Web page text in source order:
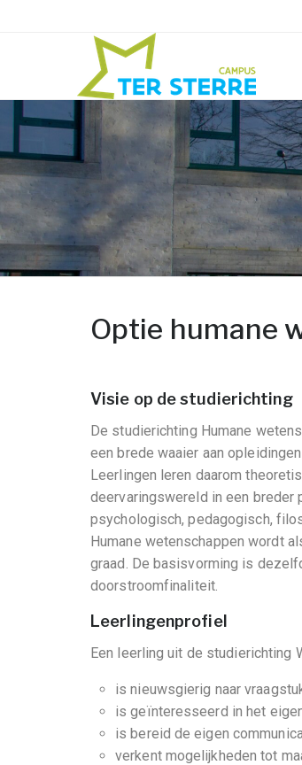
Optie humane
Visie op de studierichting
De studierichting Humane
een brede waaier aan
Leerlingen leren daarom
deervaringswereld in een breder
psychologisch, pedagogisch,
Humane wetenschappen wordt
graad. De basisvorming is
doorstroomfinaliteit.
Leerlingenprofiel
Een leerling uit de studierichting
is nieuwsgierig naar
is geïnteresseerd in het
is bereid de eigen
verkent mogelijkheden tot